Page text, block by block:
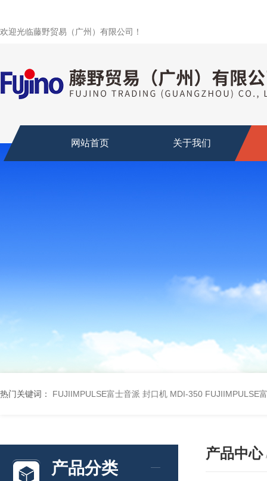
欢迎光临藤野贸易（广州）有限公司！
网站首页 关于我们
热门关键词： FUJIIMPULSE富士音派 封口机 MDI-350 FUJIIMPULSE
产品分类
产品中心